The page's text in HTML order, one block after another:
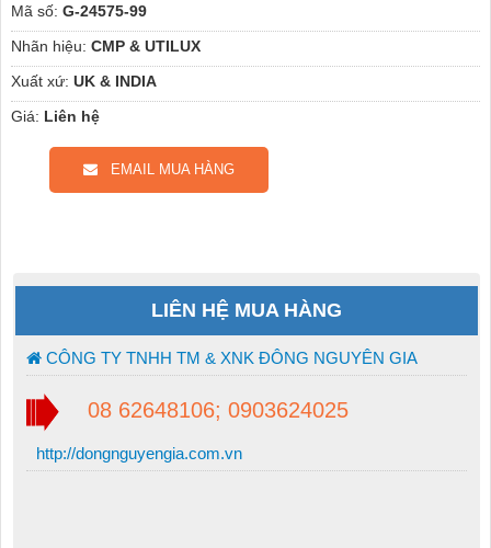
Mã số: G-24575-99
Nhãn hiệu: CMP & UTILUX
Xuất xứ: UK & INDIA
Giá: Liên hệ
EMAIL MUA HÀNG
LIÊN HỆ MUA HÀNG
CÔNG TY TNHH TM & XNK ĐÔNG NGUYÊN GIA
08 62648106; 0903624025
http://dongnguyengia.com.vn